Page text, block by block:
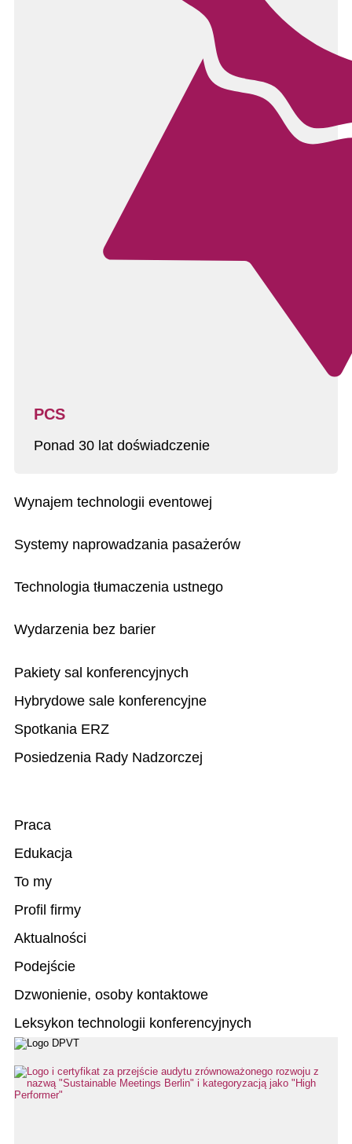
PCS
Ponad 30 lat doświadczenie
Wynajem technologii eventowej
Systemy naprowadzania pasażerów
Technologia tłumaczenia ustnego
Wydarzenia bez barier
Pakiety sal konferencyjnych
Hybrydowe sale konferencyjne
Spotkania ERZ
Posiedzenia Rady Nadzorczej
Praca
Edukacja
To my
Profil firmy
Aktualności
Podejście
Dzwonienie, osoby kontaktowe
Leksykon technologii konferencyjnych